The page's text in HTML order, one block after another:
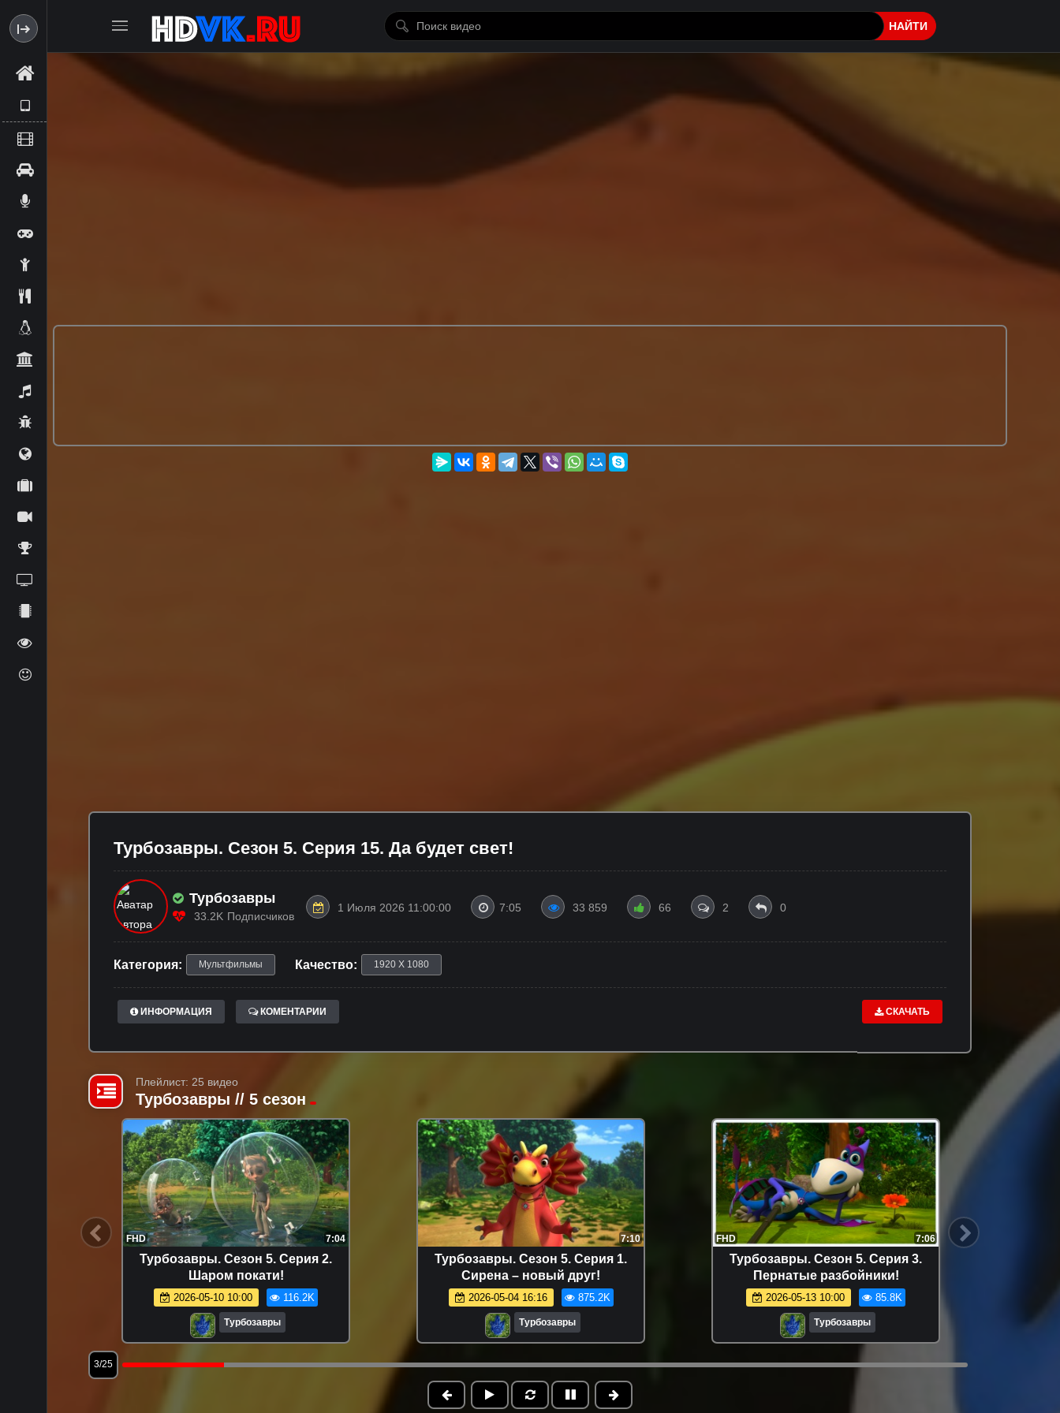
НАЙТИ
Турбозавры. Сезон 5. Серия 15. Да будет свет!
Турбозавры
33.2K Подписчиков
1 Июля 2026 11:00:00 7:05 33 859 66 2 0
Категория: Мультфильмы Качество: 1920 X 1080
ИНФОРМАЦИЯ КОМЕНТАРИИ СКАЧАТЬ
Плейлист: 25 видео
Турбозавры // 5 сезон
FHD 7:04
Турбозавры. Сезон 5. Серия 2.
Шаром покати!
2026-05-10 10:00 116.2K
Турбозавры
7:10
Турбозавры. Сезон 5. Серия 1.
Сирена – новый друг!
2026-05-04 16:16 875.2K
Турбозавры
FHD 7:06
Турбозавры. Сезон 5. Серия 3.
Пернатые разбойники!
2026-05-13 10:00 85.8K
Турбозавры
3/25